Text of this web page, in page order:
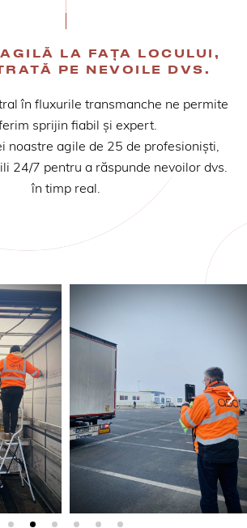
LA FAȚA LOCULUI,
PE NEVOILE DVS.
în fluxurile transmanche ne permite
sprijin fiabil și expert.
noastre agile de 25 de profesioniști,
24/7 pentru a răspunde nevoilor dvs.
în timp real.